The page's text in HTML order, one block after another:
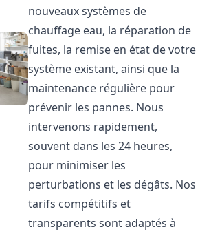
nouveaux systèmes de
chauffage eau, la réparation de
fuites, la remise en état de votre
système existant, ainsi que la
maintenance régulière pour
prévenir les pannes. Nous
intervenons rapidement,
souvent dans les 24 heures,
pour minimiser les
perturbations et les dégâts. Nos
tarifs compétitifs et
transparents sont adaptés à